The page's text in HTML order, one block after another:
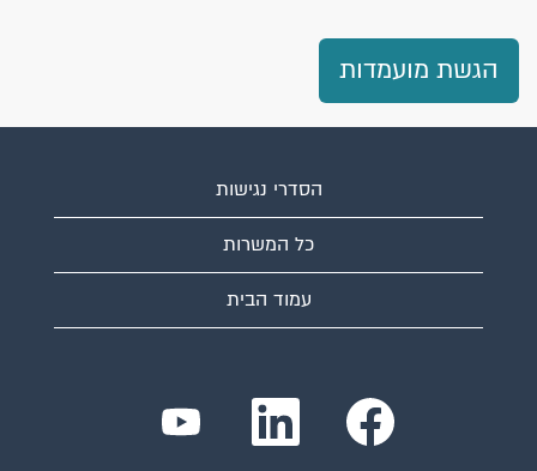
הגשת מועמדות
הסדרי נגישות
כל המשרות
עמוד הבית
פ
נ
ת
פ
ת